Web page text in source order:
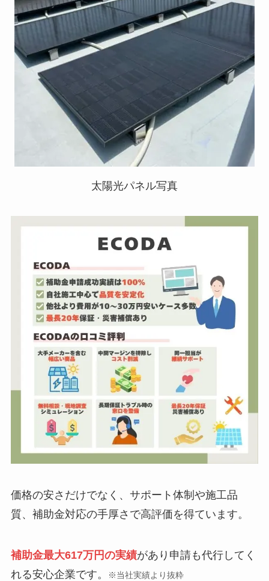
太陽光パネル写真
価格の安さだけでなく、サポート体制や施工品
質、補助金対応の手厚さで高評価を得ています。
補助金最大617万円の実績があり申請も代行してく
れる安心企業です。
※当社実績より抜粋